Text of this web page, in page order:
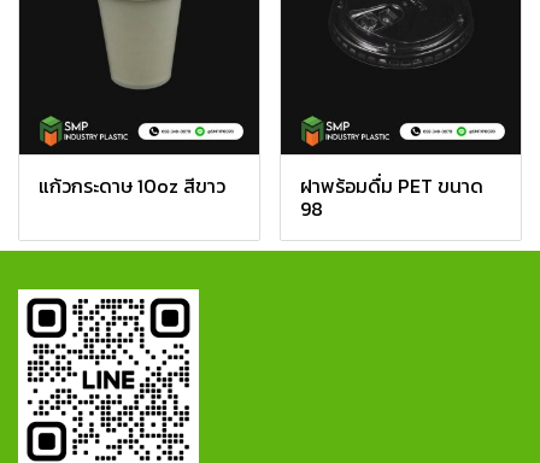
แก้วกระดาษ 10oz สีขาว ฝาพร้อมดื่ม PET ขนาด
98